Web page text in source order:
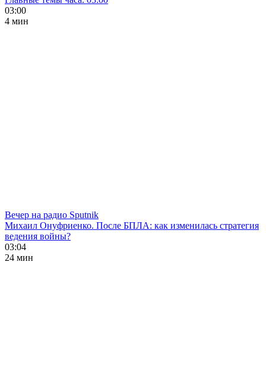
03:00
4 мин
Вечер на радио Sputnik
Михаил Онуфриенко. После БПЛА: как изменилась стратегия
ведения войны?
03:04
24 мин